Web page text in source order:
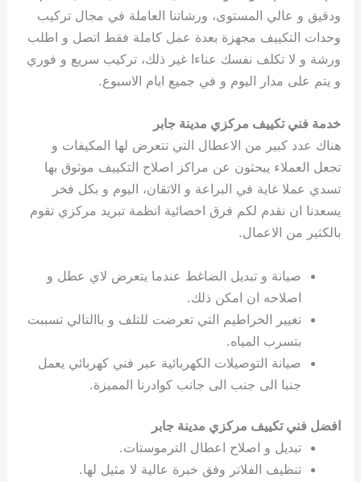
ودقيق و عالي المستوى، ورشاتنا العاملة في مجال تركيب
وحدات التكييف مجهزة بعدة عمل كاملة فقط اتصل و اطلب
ورشة و لا تكلف نفسك عناءا غير ذلك، تركيب سريع و فوري
و يتم على مدار اليوم و في جميع ايام الاسبوع.
خدمة فني تكييف مركزي مدينة جابر
هناك عدد كبير من الاعطال التي تتعرض لها المكيفات و
تجعل العملاء يبحثون عن مراكز اصلاح التكييف موثوق بها
تسدي عملا غاية في البراعة و الاتقان، اليوم و بكل فخر
يسعدنا ان نقدم لكم فرق اخصائية انظمة تبريد مركزي تقوم
بالكثير من الاعمال.
صيانة و تبديل الضاغط عندما يتعرض لاي عطل و
اصلاحه ان امكن ذلك.
تغيير الخراطيم التي تعرضت للتلف و باالتالي تسببت
بتسرب المياه.
صيانة التوصيلات الكهربائية عبر فني كهربائي يعمل
جنبا الى جنب الى جانب كوادرنا المميزة.
افضل فني تكييف مركزي مدينة جابر
تبديل و اصلاح اعطال الترموستات.
تنظيف الفلاتر وفق خبرة عالية لا مثيل لها.